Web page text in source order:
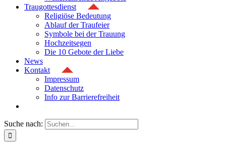
Traugottesdienst
Religiöse Bedeutung
Ablauf der Traufeier
Symbole bei der Trauung
Hochzeitsegen
Die 10 Gebote der Liebe
News
Kontakt
Impressum
Datenschutz
Info zur Barrierefreiheit
Suche nach: